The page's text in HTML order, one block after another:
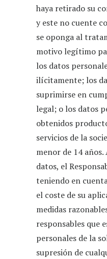
haya retirado su
y este no cuente
se oponga al
motivo legítimo
los datos
ilícitamente; los
suprimirse en
legal; o los datos
obtenidos
servicios de la
menor de 14
datos, el
teniendo en
el coste de su
medidas
responsables que
personales de la
supresión de